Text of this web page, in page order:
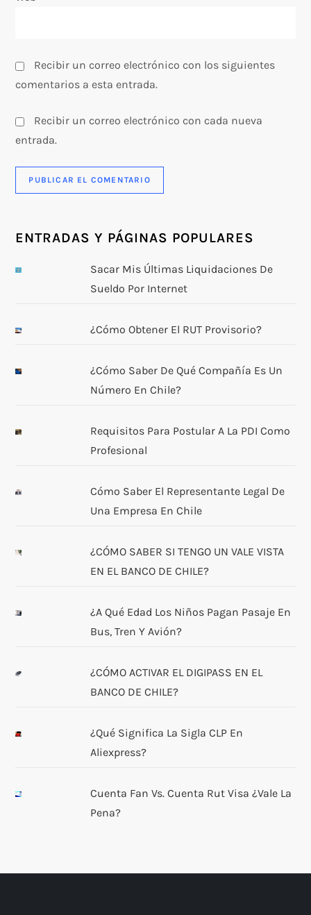
Recibir un correo electrónico con los siguientes
comentarios a esta entrada.
Recibir un correo electrónico con cada nueva
entrada.
ENTRADAS Y PÁGINAS POPULARES
Sacar Mis Últimas Liquidaciones De
Sueldo Por Internet
¿Cómo Obtener El RUT Provisorio?
¿Cómo Saber De Qué Compañía Es Un
Número En Chile?
Requisitos Para Postular A La PDI Como
Profesional
Cómo Saber El Representante Legal De
Una Empresa En Chile
¿CÓMO SABER SI TENGO UN VALE VISTA
EN EL BANCO DE CHILE?
¿A Qué Edad Los Niños Pagan Pasaje En
Bus, Tren Y Avión?
¿CÓMO ACTIVAR EL DIGIPASS EN EL
BANCO DE CHILE?
¿Qué Significa La Sigla CLP En
Aliexpress?
Cuenta Fan Vs. Cuenta Rut Visa ¿Vale La
Pena?